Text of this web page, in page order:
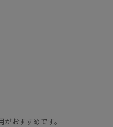
おすすめです。